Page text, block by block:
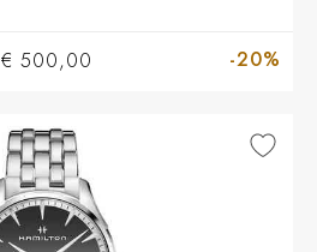
€ 500,00 -20%